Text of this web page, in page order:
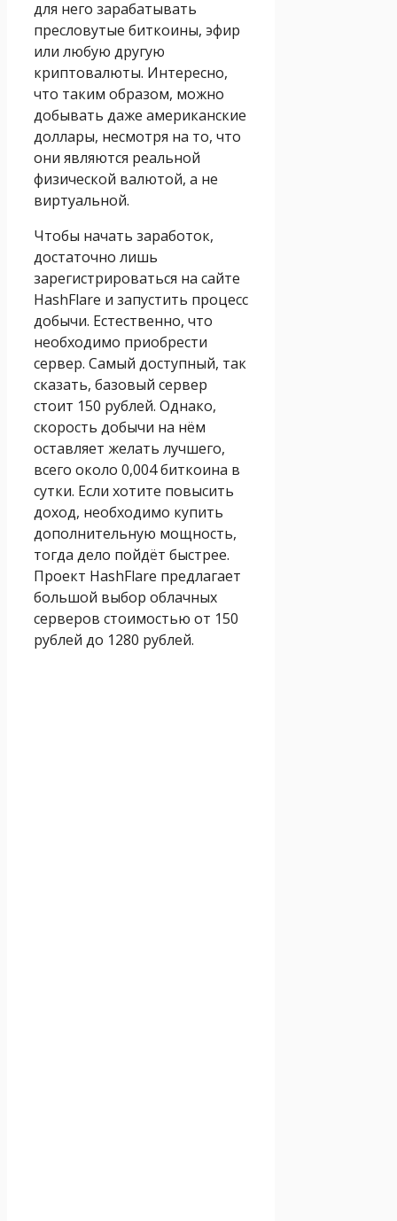
для него зарабатывать
пресловутые биткоины, эфир
или любую другую
криптовалюты. Интересно,
что таким образом, можно
добывать даже американские
доллары, несмотря на то, что
они являются реальной
физической валютой, а не
виртуальной.
Чтобы начать заработок,
достаточно лишь
зарегистрироваться на сайте
HashFlare и запустить процесс
добычи. Естественно, что
необходимо приобрести
сервер. Самый доступный, так
сказать, базовый сервер
стоит 150 рублей. Однако,
скорость добычи на нём
оставляет желать лучшего,
всего около 0,004 биткоина в
сутки. Если хотите повысить
доход, необходимо купить
дополнительную мощность,
тогда дело пойдёт быстрее.
Проект HashFlare предлагает
большой выбор облачных
серверов стоимостью от 150
рублей до 1280 рублей.